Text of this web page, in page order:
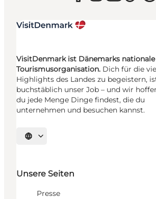
VisitDenmark ist Dänemarks nationale
Tourismusorganisation. Dich für die
Highlights des Landes zu begeistern,
buchstäblich unser Job – und wir
du jede Menge Dinge findest, die du
unternehmen und besuchen kannst.
Sprache auswählen
Unsere Seiten
Presse